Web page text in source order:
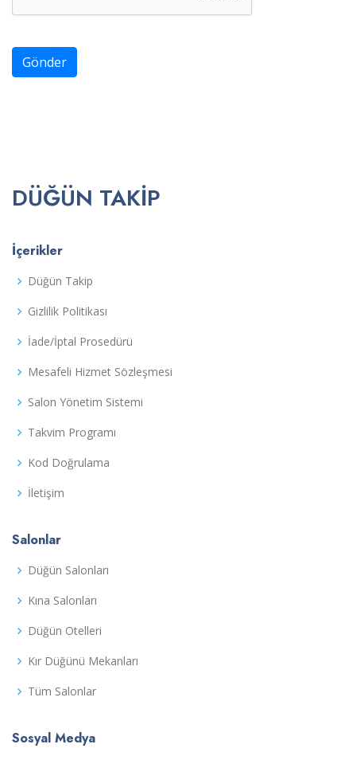
Gönder
DÜĞÜN TAKIP
İçerikler
Düğün Takip
Gizlilik Politikası
İade/İptal Prosedürü
Mesafeli Hizmet Sözleşmesi
Salon Yönetim Sistemi
Takvim Programı
Kod Doğrulama
İletişim
Salonlar
Düğün Salonları
Kına Salonları
Düğün Otelleri
Kır Düğünü Mekanları
Tüm Salonlar
Sosyal Medya